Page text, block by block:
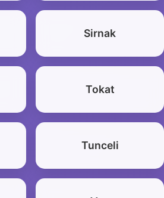
Sirnak
Tokat
Tunceli